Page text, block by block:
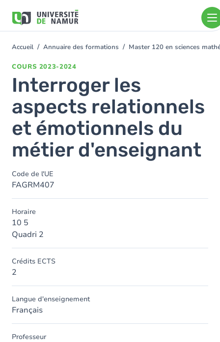
contenu
You
Accueil Annuaire des formations Master 120 en sciences
COURS 2023-2024
Interroger les
aspects relationnels
et émotionnels du
métier d'enseignant
Code de l'UE
FAGRM407
Horaire
10 5
Quadri 2
Crédits ECTS
2
Langue d'enseignement
Français
Professeur